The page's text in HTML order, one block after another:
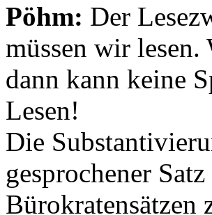
Pöhm: Der
müssen wir lesen.
dann kann keine
Lesen!
Die
gesprochener
Bürokratensätzen